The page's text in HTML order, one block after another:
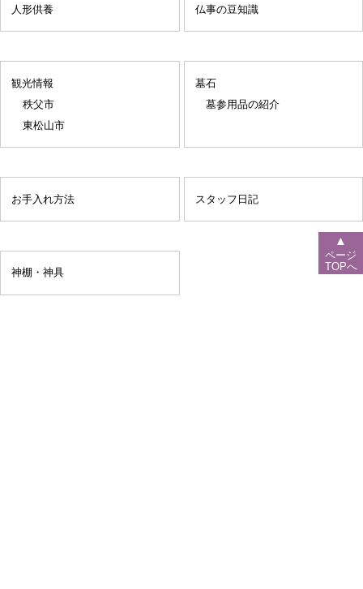
人形供養 仏事の豆知識
観光情報
秩父市
東松山市
墓石
墓参用品の紹介
お手入れ方法 スタッフ日記
神棚・神具
▲
ページ
TOPへ